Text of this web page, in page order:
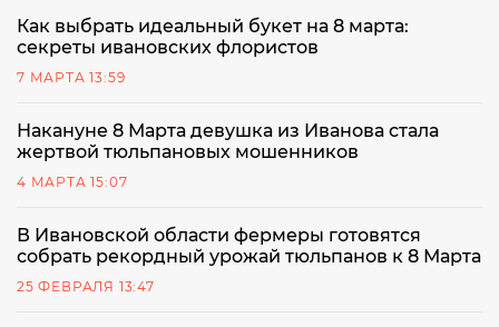
Как выбрать идеальный букет на 8 марта:
секреты ивановских флористов
7 МАРТА 13:59
Накануне 8 Марта девушка из Иванова стала
жертвой тюльпановых мошенников
4 МАРТА 15:07
В Ивановской области фермеры готовятся
собрать рекордный урожай тюльпанов к 8 Марта
25 ФЕВРАЛЯ 13:47